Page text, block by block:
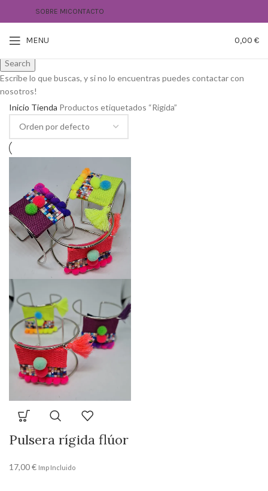
SOBRE MICONTACTO
MENU 0,00 €
Inicio Tienda Productos etiquetados “Rigida”
Pulsera rígida flúor
17,00€ Imp Incluido
Create your first
Search
Escribe lo que buscas, y si no lo encuentras puedes contactar con
nosotros!